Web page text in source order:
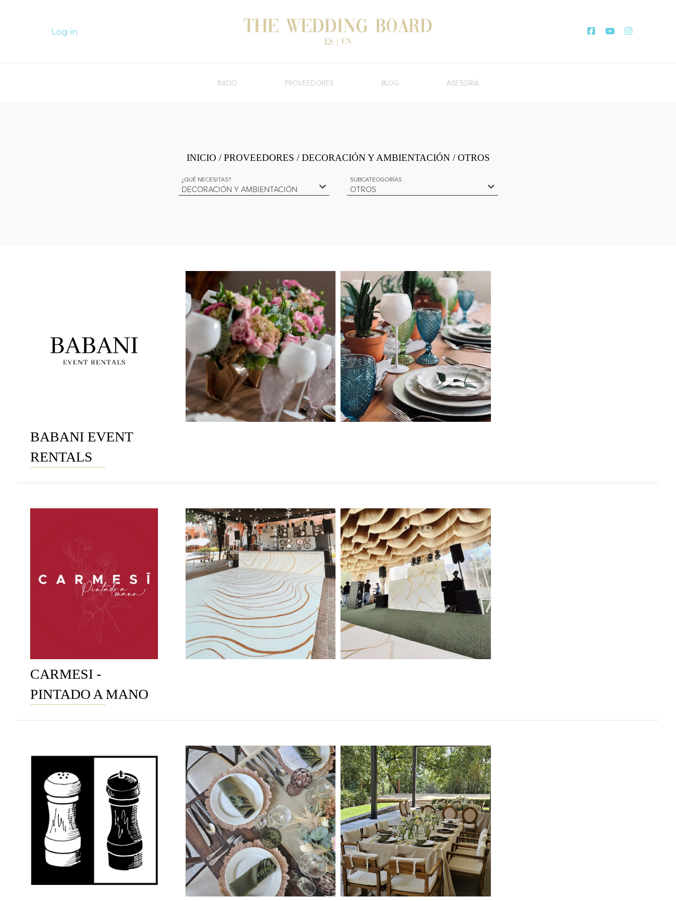
Log in The Wedding Board
es en
INICIO PROVEEDORES BLOG ASESORÍA
INICIO /PROVEEDORES / DECORACIÓN Y AMBIENTACIÓN / OTROS
¿QUÉ NECESITAS?
DECORACIÓN Y AMBIENTACIÓN
SUBCATEOGORÍAS
OTROS
BABANI EVENT
RENTALS
CARMESI -
PINTADO A MANO